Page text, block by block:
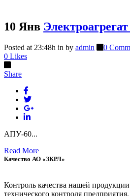
10 Янв
Posted at 23:48h in by admin
0
0 Likes
Share
АПУ-60...
Read More
Качество АО «ЗКРЛ»
Контроль качества нашей
технического контроля предприятия.